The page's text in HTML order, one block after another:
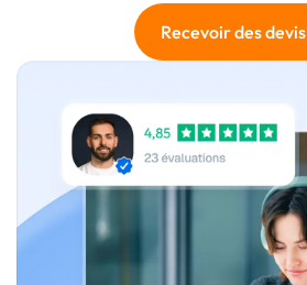
Recevoir des devis